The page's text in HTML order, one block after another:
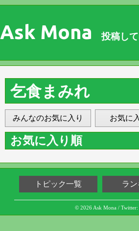
Ask Mona 投稿し
乞食まみれ
みんなのお気に入り お気に
お気に入り順
トピック一覧 ラ
© 2026 Ask Mona / Twitter: